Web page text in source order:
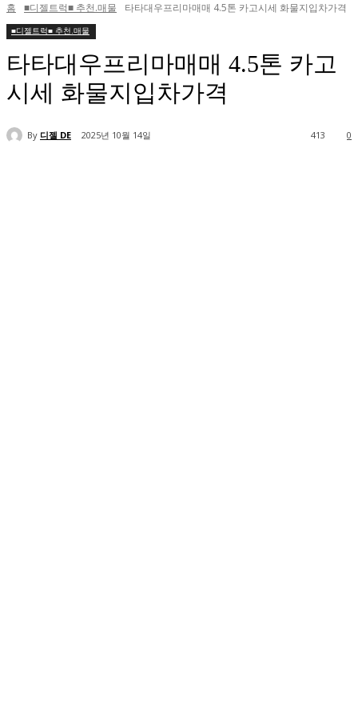
홈 ■디젤트럭■ 추천.매물 타타대우프리마매매 4.5톤 카고시세 화물지입차가격
■디젤트럭■ 추천.매물
타타대우프리마매매 4.5톤 카고
시세 화물지입차가격
By 디젤 DE 2025년 10월 14일 0
413